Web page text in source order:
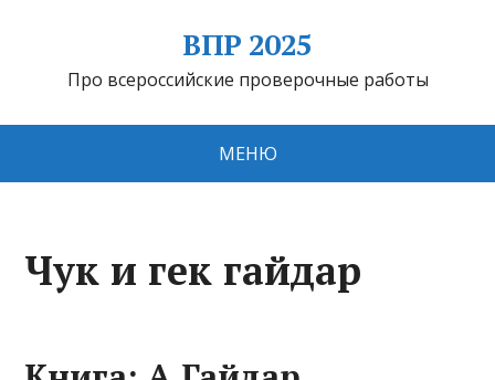
ВПР 2025
Про всероссийские проверочные работы
МЕНЮ
Чук и гек гайдар